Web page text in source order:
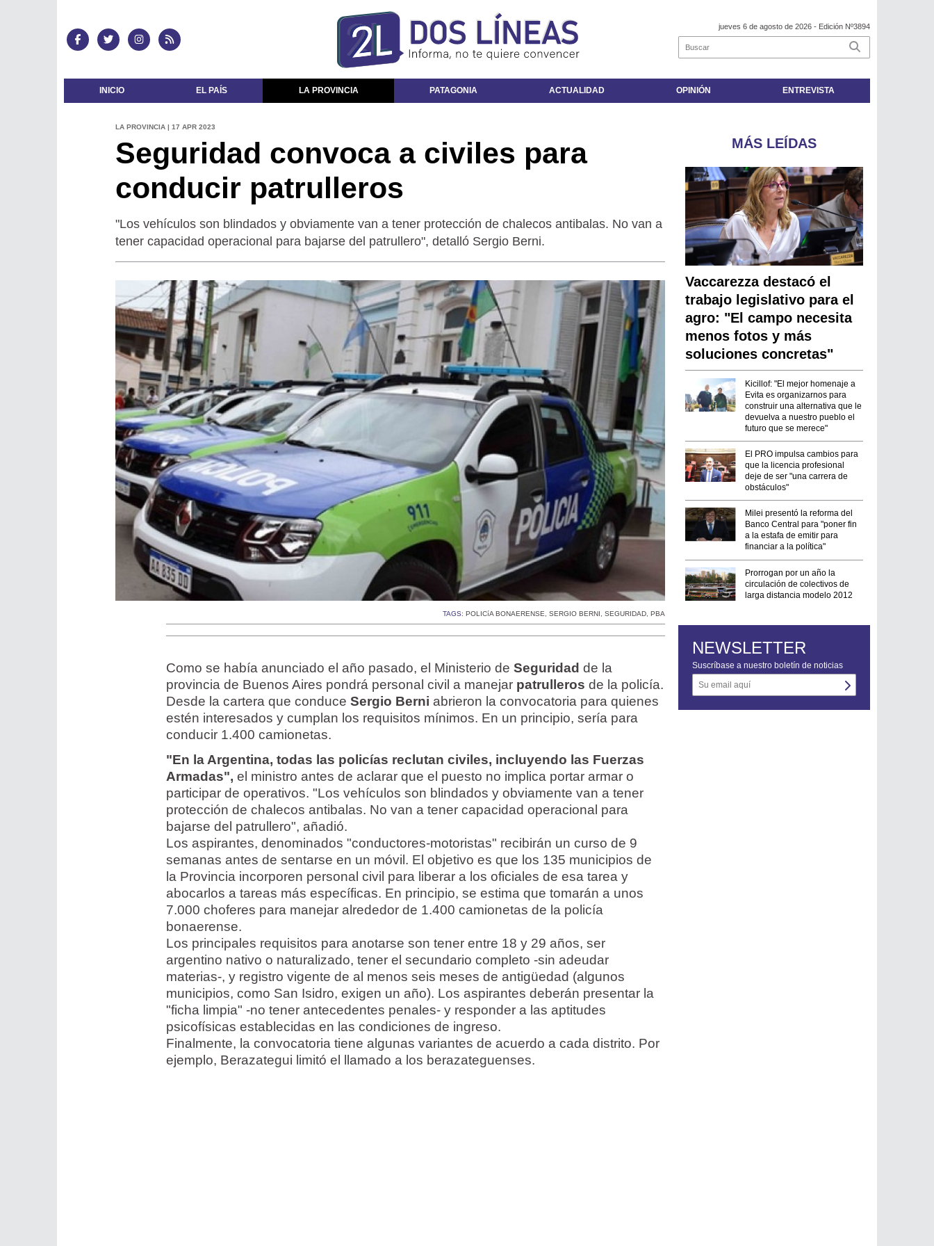
jueves 6 de agosto de 2026 - Edición Nº3894
INICIO EL PAÍS LA PROVINCIA PATAGONIA ACTUALIDAD OPINIÓN ENTREVISTA
LA PROVINCIA | 17 APR 2023
Seguridad convoca a civiles para
conducir patrulleros
"Los vehículos son blindados y obviamente van a tener protección de chalecos antibalas. No van a
tener capacidad operacional para bajarse del patrullero", detalló Sergio Berni.
TAGS:POLICíA BONAERENSE ,SERGIO BERNI ,SEGURIDAD ,PBA
Como se había anunciado el año pasado, el Ministerio de Seguridad de la
provincia de Buenos Aires pondrá personal civil a manejar patrulleros de la policía.
Desde la cartera que conduceSergio Berni abrieron la convocatoria para quienes
estén interesados y cumplan los requisitos mínimos. En un principio, sería para
conducir 1.400 camionetas.
"En la Argentina, todas las policías reclutan civiles, incluyendo las Fuerzas
Armadas", el ministro antes de aclarar que el puesto no implica portar armar o
participar de operativos. "Los vehículos son blindados y obviamente van a tener
protección de chalecos antibalas. No van a tener capacidad operacional para
bajarse del patrullero", añadió.
Los aspirantes, denominados "conductores-motoristas" recibirán un curso de 9
semanas antes de sentarse en un móvil. El objetivo es que los 135 municipios de
la Provincia incorporen personal civil para liberar a los oficiales de esa tarea y
abocarlos a tareas más específicas. En principio, se estima que tomarán a unos
7.000 choferes para manejar alrededor de 1.400 camionetas de la policía
bonaerense.
Los principales requisitos para anotarse son tener entre 18 y 29 años, ser
argentino nativo o naturalizado, tener el secundario completo -sin adeudar
materias-, y registro vigente de al menos seis meses de antigüedad (algunos
municipios, como San Isidro, exigen un año). Los aspirantes deberán presentar la
"ficha limpia" -no tener antecedentes penales- y responder a las aptitudes
psicofísicas establecidas en las condiciones de ingreso.
Finalmente, la convocatoria tiene algunas variantes de acuerdo a cada distrito. Por
ejemplo, Berazategui limitó el llamado a los berazateguenses.
MÁS LEÍDAS
Vaccarezza destacó el
trabajo legislativo para el
agro: "El campo necesita
menos fotos y más
soluciones concretas"
Kicillof: "El mejor homenaje a
Evita es organizarnos para
construir una alternativa que le
devuelva a nuestro pueblo el
futuro que se merece"
El PRO impulsa cambios para
que la licencia profesional
deje de ser "una carrera de
obstáculos"
Milei presentó la reforma del
Banco Central para "poner fin
a la estafa de emitir para
financiar a la política"
Prorrogan por un año la
circulación de colectivos de
larga distancia modelo 2012
NEWSLETTER
Suscríbase a nuestro boletín de noticias